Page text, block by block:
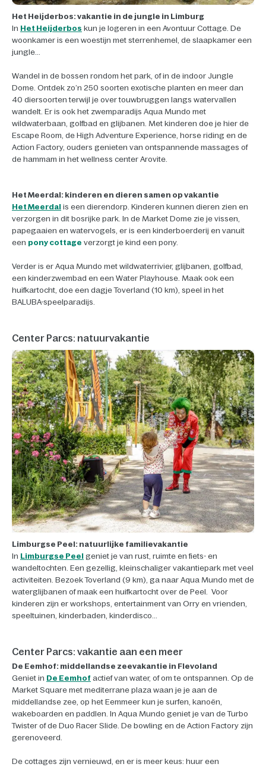
Het Heijderbos: vakantie in de jungle in Limburg
In Het Heijderbos kun je logeren in een Avontuur Cottage. De
woonkamer is een woestijn met sterrenhemel, de slaapkamer een
jungle...
Wandel in de bossen rondom het park, of in de indoor Jungle
Dome. Ontdek zo’n 250 soorten exotische planten en meer dan
40 diersoorten terwijl je over touwbruggen langs watervallen
wandelt. Er is ook het zwemparadijs Aqua Mundo met
wildwaterbaan, golfbad en glijbanen. Met kinderen doe je hier de
Escape Room, de High Adventure Experience, horse riding en de
Action Factory, ouders genieten van ontspannende massages of
de hammam in het wellness center Arovite.
Het Meerdal: kinderen en dieren samen op vakantie
Het Meerdal is een dierendorp. Kinderen kunnen dieren zien en
verzorgen in dit bosrijke park. In de Market Dome zie je vissen,
papegaaien en watervogels, er is een kinderboerderij en vanuit
een pony cottage verzorgt je kind een pony.
Verder is er Aqua Mundo met wildwaterrivier, glijbanen, golfbad,
een kinderzwembad en een Water Playhouse. Maak ook een
huifkartocht, doe een dagje Toverland (10 km), speel in het
BALUBA-speelparadijs.
Center Parcs: natuurvakantie
Limburgse Peel: natuurlijke familievakantie
In Limburgse Peel geniet je van rust, ruimte en fiets- en
wandeltochten. Een gezellig, kleinschaliger vakantiepark met veel
activiteiten. Bezoek Toverland (9 km), ga naar Aqua Mundo met de
waterglijbanen of maak een huifkartocht over de Peel. Voor
kinderen zijn er workshops, entertainment van Orry en vrienden,
speeltuinen, kinderbaden, kinderdisco...
Center Parcs: vakantie aan een meer
De Eemhof: middellandse zeevakantie in Flevoland
Geniet in De Eemhof actief van water, of om te ontspannen. Op de
Market Square met mediterrane plaza waan je je aan de
middellandse zee, op het Eemmeer kun je surfen, kanoën,
wakeboarden en paddlen. In Aqua Mundo geniet je van de Turbo
Twister of de Duo Racer Slide. De bowling en de Action Factory zijn
gerenoveerd.
De cottages zijn vernieuwd, en er is meer keus: huur een